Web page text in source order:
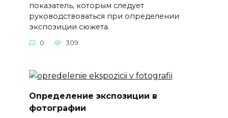
показатель, которым следует
руководствоваться при определении
экспозиции сюжета.
0 309
Определение экспозиции в
фотографии